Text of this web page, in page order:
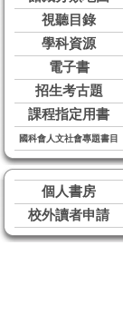
視聽目錄
學科資源
電子書
招生考古題
課程指定用書
國科會人文社會專題書目
個人書房
校外讀者申請